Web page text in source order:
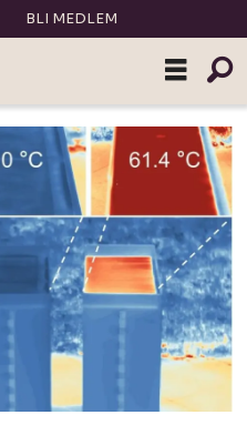
BLI MEDLEM